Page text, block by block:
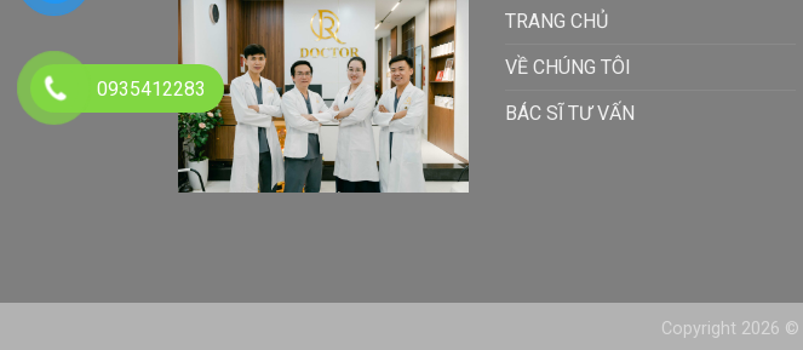
TRANG CHỦ
VỀ CHÚNG TÔI
BÁC SĨ TƯ VẤN
Copyright 2026 ©
0935412283